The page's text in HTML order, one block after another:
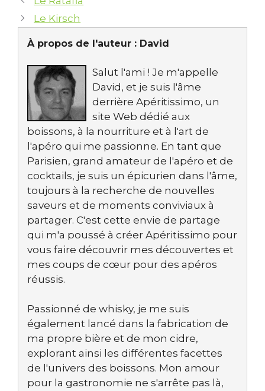
Le Kirsch
À propos de l'auteur : David
Salut l'ami ! Je m'appelle
David, et je suis l'âme
derrière Apéritissimo, un
site Web dédié aux
boissons, à la nourriture et à l'art de
l'apéro qui me passionne. En tant que
Parisien, grand amateur de l'apéro et de
cocktails, je suis un épicurien dans l'âme,
toujours à la recherche de nouvelles
saveurs et de moments conviviaux à
partager. C'est cette envie de partage
qui m'a poussé à créer Apéritissimo pour
vous faire découvrir mes découvertes et
mes coups de cœur pour des apéros
réussis.
Passionné de whisky, je me suis
également lancé dans la fabrication de
ma propre bière et de mon cidre,
explorant ainsi les différentes facettes
de l'univers des boissons. Mon amour
pour la gastronomie ne s'arrête pas là,